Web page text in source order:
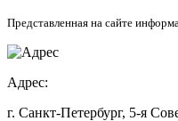
Представленная на сайте
Адрес:
г. Санкт-Петербург, 5-я